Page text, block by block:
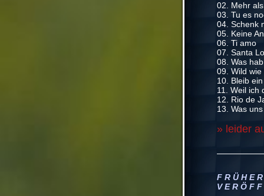
02. Mehr
03. Tu es
04. Schenk
05. Keine
06. Ti amo
07. Santa
08. Was
09. Wild
10. Bleib
11. Weil ich
12. Rio de
13. Was
» leider
F R Ü H E
V E R Ö F